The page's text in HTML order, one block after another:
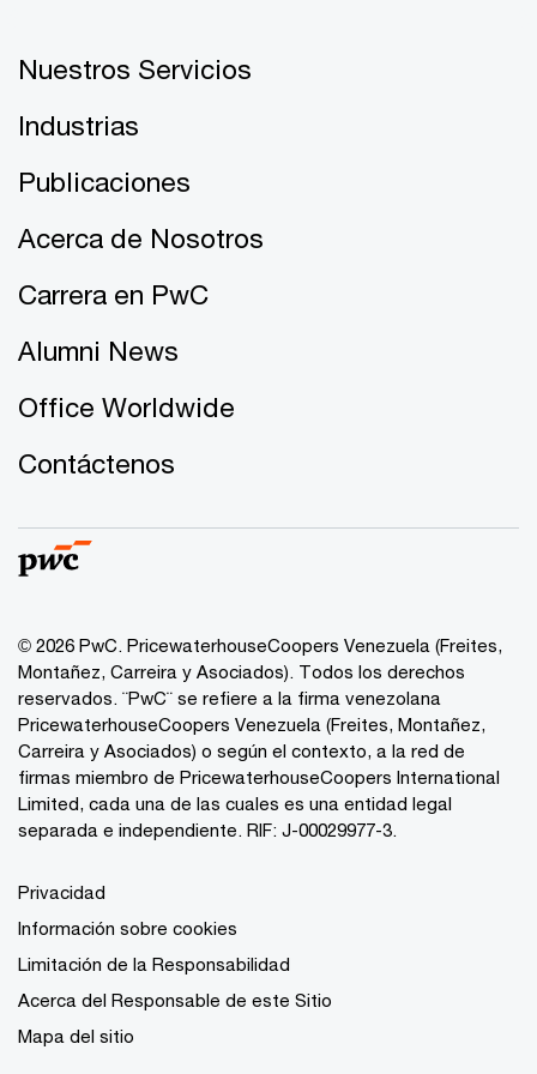
Nuestros Servicios
Industrias
Publicaciones
Acerca de Nosotros
Carrera en PwC
Alumni News
Office Worldwide
Contáctenos
© 2026 PwC. PricewaterhouseCoopers Venezuela (Freites,
Montañez, Carreira y Asociados). Todos los derechos
reservados. ¨PwC¨ se refiere a la firma venezolana
PricewaterhouseCoopers Venezuela (Freites, Montañez,
Carreira y Asociados) o según el contexto, a la red de
firmas miembro de PricewaterhouseCoopers International
Limited, cada una de las cuales es una entidad legal
separada e independiente. RIF: J-00029977-3.
Privacidad
Información sobre cookies
Limitación de la Responsabilidad
Acerca del Responsable de este Sitio
Mapa del sitio